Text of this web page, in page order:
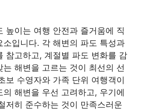
높이는 여행 안전과 즐거움에 직
소입니다. 각 해변의 파도 특성과
참고하고, 계절별 파도 변화를 감
는 해변을 고르는 것이 최선의 선
보 수영자와 가족 단위 여행객이
의 해변을 우선 고려하고, 우기에
저히 준수하는 것이 만족스러운